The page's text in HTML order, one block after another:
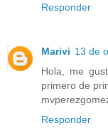
Responder
Marivi 13 de
Hola, me
primero de
Responder